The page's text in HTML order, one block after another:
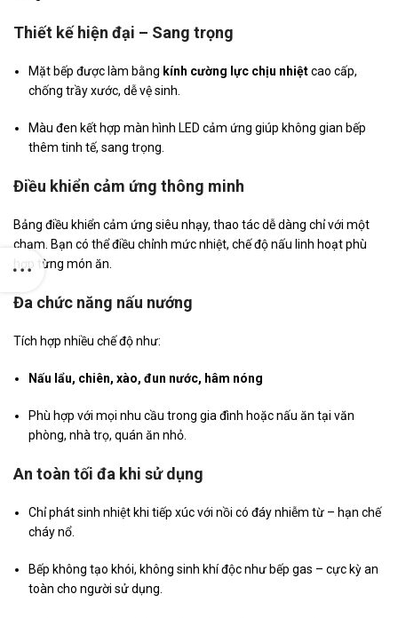
Thiết kế hiện đại – Sang trọng
Mặt bếp được làm bằng kính cường lực chịu nhiệtcao cấp,
chống trầy xước, dễ vệ sinh.
Màu đen kết hợp màn hình LED cảm ứng giúp không gian bếp
thêm tinh tế, sang trọng.
Điều khiển cảm ứng thông minh
Bảng điều khiển cảm ứng siêu nhạy, thao tác dễ dàng chỉ với một
chạm. Bạn có thể điều chỉnh mức nhiệt, chế độ nấu linh hoạt phù
hợp từng món ăn.
Đa chức năng nấu nướng
Tích hợp nhiều chế độ như:
Nấu lẩu, chiên, xào, đun nước, hâm nóng
Phù hợp với mọi nhu cầu trong gia đình hoặc nấu ăn tại văn
phòng, nhà trọ, quán ăn nhỏ.
An toàn tối đa khi sử dụng
Chỉ phát sinh nhiệt khi tiếp xúc với nồi có đáy nhiễm từ – hạn chế
cháy nổ.
Bếp không tạo khói, không sinh khí độc như bếp gas – cực kỳ an
toàn cho người sử dụng.